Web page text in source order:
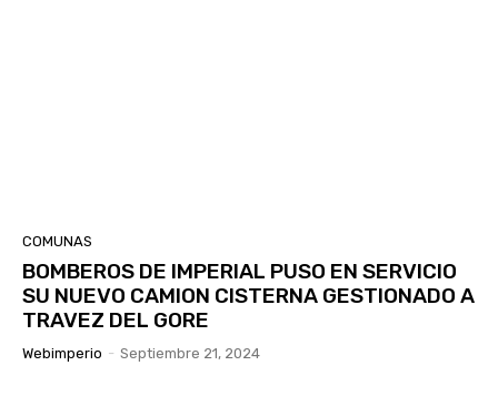
COMUNAS
BOMBEROS DE IMPERIAL PUSO EN SERVICIO
SU NUEVO CAMION CISTERNA GESTIONADO A
TRAVEZ DEL GORE
Webimperio - Septiembre 21, 2024